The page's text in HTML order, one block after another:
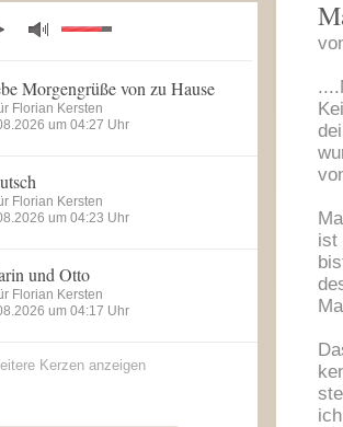
ist
Morgengrüße von zu Hause
Florian Kersten
um 04:27 Uhr
Florian Kersten
um 04:23 Uhr
und Otto
Florian Kersten
um 04:17 Uhr
Kerzen anzeigen